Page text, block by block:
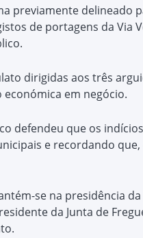
previamente delineado
de portagens da Via
dirigidas aos três
em negócio.
defendeu que os
e recordando
se na presidência
da Junta de